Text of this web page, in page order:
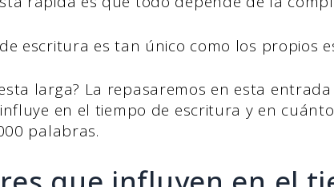
escritura es tan único como los propios
larga? La repasaremos en esta
en el tiempo de escritura y en
palabras.